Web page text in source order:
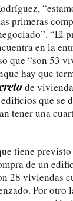
primeras
“El
en la
que “son 53
hay que
de
que se
tener una
tiene
de un
28 viviendas
Por otro